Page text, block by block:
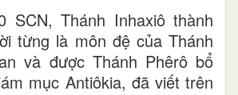
SCN, Thánh Inhaxiô thành
từng là môn đệ của Thánh
và được Thánh Phêrô bổ
mục Antiôkia, đã viết trên